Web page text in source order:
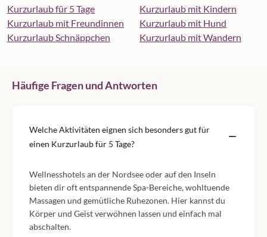
Kurzurlaub für 5 Tage
Kurzurlaub mit Freundinnen
Kurzurlaub Schnäppchen
Kurzurlaub mit Kindern
Kurzurlaub mit Hund
Kurzurlaub mit Wandern
Häufige Fragen und Antworten
Welche Aktivitäten eignen sich besonders gut für
einen Kurzurlaub für 5 Tage?
Wellnesshotels an der Nordsee oder auf den Inseln
bieten dir oft entspannende Spa-Bereiche, wohltuende
Massagen und gemütliche Ruhezonen. Hier kannst du
Körper und Geist verwöhnen lassen und einfach mal
abschalten.